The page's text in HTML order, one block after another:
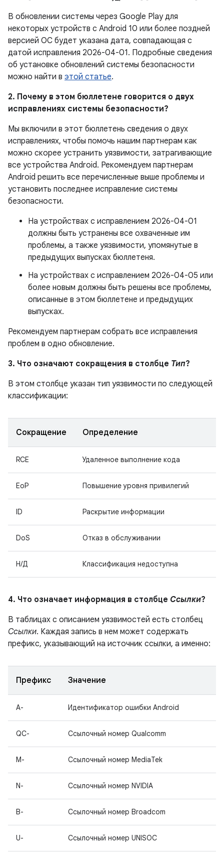
В обновлении системы через Google Play для
некоторых устройств с Android 10 или более поздней
версией ОС будет указана дата, совпадающая с
датой исправления 2026-04-01. Подробные сведения
об установке обновлений системы безопасности
можно найти в этой статье.
2. Почему в этом бюллетене говорится о двух
исправлениях системы безопасности?
Мы включили в этот бюллетень сведения о двух
исправлениях, чтобы помочь нашим партнерам как
можно скорее устранить уязвимости, затрагивающие
все устройства Android. Рекомендуем партнерам
Android решить все перечисленные выше проблемы и
установить последнее исправление системы
безопасности.
На устройствах с исправлением 2026-04-01
должны быть устранены все охваченные им
проблемы, а также уязвимости, упомянутые в
предыдущих выпусках бюллетеня.
На устройствах с исправлением 2026-04-05 или
более новым должны быть решены все проблемы,
описанные в этом бюллетене и предыдущих
выпусках.
Рекомендуем партнерам собрать все исправления
проблем в одно обновление.
3. Что означают сокращения в столбце Тип?
В этом столбце указан тип уязвимости по следующей
классификации:
Сокращение Определение
RCE Удаленное выполнение кода
EoP Повышение уровня привилегий
ID Раскрытие информации
DoS Отказ в обслуживании
Н/Д Классификация недоступна
4. Что означает информация в столбце Ссылки?
В таблицах с описанием уязвимостей есть столбец
Ссылки. Каждая запись в нем может содержать
префикс, указывающий на источник ссылки, а именно:
Префикс Значение
A- Идентификатор ошибки Android
QC- Ссылочный номер Qualcomm
M- Ссылочный номер MediaTek
N- Ссылочный номер NVIDIA
B- Ссылочный номер Broadcom
U- Ссылочный номер UNISOC